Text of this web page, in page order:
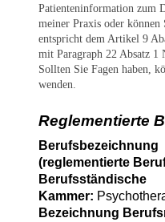
Patienteninformation zum
meiner Praxis oder
entspricht dem Artikel 9
mit Paragraph 22 Absatz 1
Sollten Sie Fagen haben,
wenden.
Reglementierte
Berufsbezeichnung
(reglementierte
Berufsständische
Kammer:
Bezeichnung